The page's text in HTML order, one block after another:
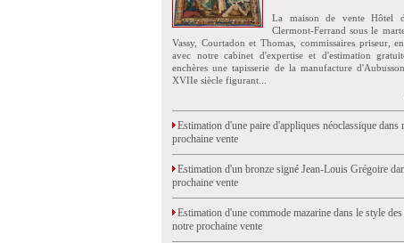
La maison de vente Hôtel
Clermont-Ferrand sous le
Vassy, Courtadon et Thomas, commissaires priseur,
avec notre cabinet d'expertise et d'estimation
enchères une tapisserie de la manufacture
XVIIe siècle figurant...
Estimation d'une paire d'appliques néoclassique dans
prochaine vente
Estimation d'un bronze signé Jean-Louis Grégoire
prochaine vente
Estimation d'une commode mazarine dans le style des
notre prochaine vente